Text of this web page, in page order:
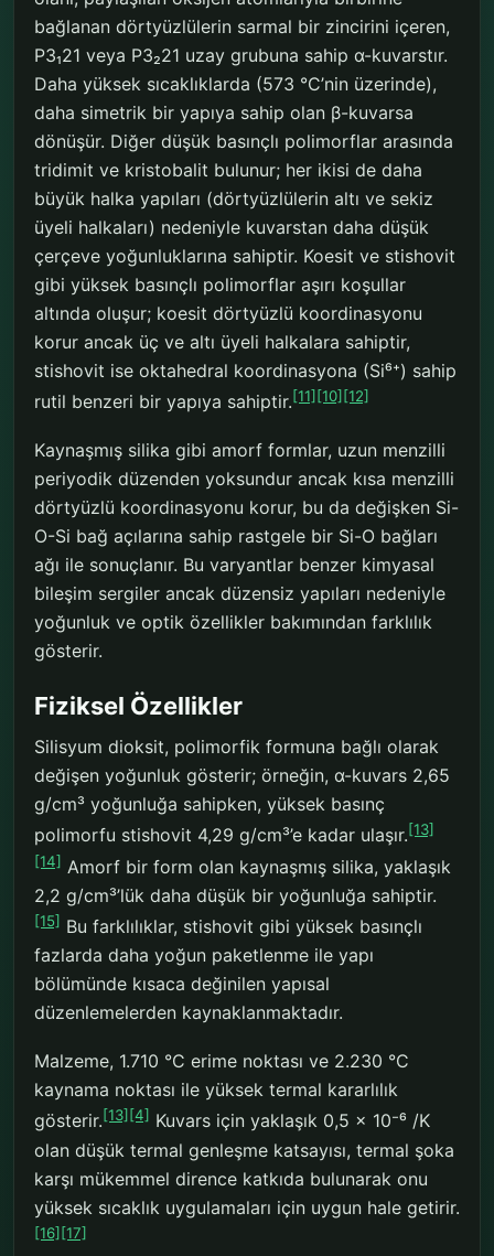
bağlanan dörtyüzlülerin sarmal bir zincirini içeren,
P3₁21 veya P3₂21 uzay grubuna sahip α-kuvarstır.
Daha yüksek sıcaklıklarda (573 °C’nin üzerinde),
daha simetrik bir yapıya sahip olan β-kuvarsa
dönüşür. Diğer düşük basınçlı polimorflar arasında
tridimit ve kristobalit bulunur; her ikisi de daha
büyük halka yapıları (dörtyüzlülerin altı ve sekiz
üyeli halkaları) nedeniyle kuvarstan daha düşük
çerçeve yoğunluklarına sahiptir. Koesit ve stishovit
gibi yüksek basınçlı polimorflar aşırı koşullar
altında oluşur; koesit dörtyüzlü koordinasyonu
korur ancak üç ve altı üyeli halkalara sahiptir,
stishovit ise oktahedral koordinasyona (Si⁶⁺) sahip
rutil benzeri bir yapıya sahiptir.[11] [10] [12]
Kaynaşmış silika gibi amorf formlar, uzun menzilli
periyodik düzenden yoksundur ancak kısa menzilli
dörtyüzlü koordinasyonu korur, bu da değişken Si-
O-Si bağ açılarına sahip rastgele bir Si-O bağları
ağı ile sonuçlanır. Bu varyantlar benzer kimyasal
bileşim sergiler ancak düzensiz yapıları nedeniyle
yoğunluk ve optik özellikler bakımından farklılık
gösterir.
Fiziksel Özellikler
Silisyum dioksit, polimorfik formuna bağlı olarak
değişen yoğunluk gösterir; örneğin, α-kuvars 2,65
g/cm³ yoğunluğa sahipken, yüksek basınç
polimorfu stishovit 4,29 g/cm³’e kadar ulaşır.[13]
[14] Amorf bir form olan kaynaşmış silika, yaklaşık
2,2 g/cm³’lük daha düşük bir yoğunluğa sahiptir.
[15] Bu farklılıklar, stishovit gibi yüksek basınçlı
fazlarda daha yoğun paketlenme ile yapı
bölümünde kısaca değinilen yapısal
düzenlemelerden kaynaklanmaktadır.
Malzeme, 1.710 °C erime noktası ve 2.230 °C
kaynama noktası ile yüksek termal kararlılık
gösterir.[13] [4] Kuvars için yaklaşık 0,5 × 10⁻⁶ /K
olan düşük termal genleşme katsayısı, termal şoka
karşı mükemmel dirence katkıda bulunarak onu
yüksek sıcaklık uygulamaları için uygun hale getirir.
[16][17]